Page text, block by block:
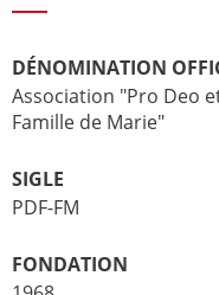
DÉNOMINATION
Association "Pro Deo
Famille de Marie"
SIGLE
PDF-FM
FONDATION